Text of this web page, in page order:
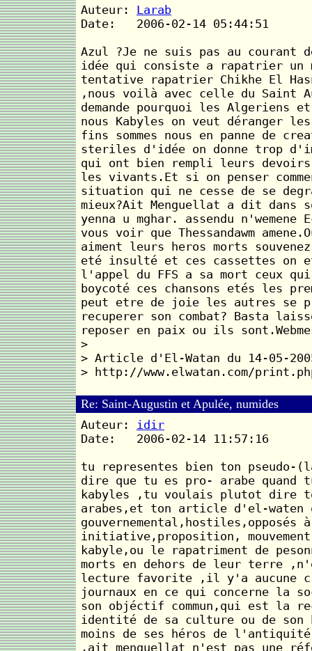
Auteur: Larab
Date: 2006-02-14 05:44:51
Azul ?Je ne suis pas au courant
idée qui consiste a rapatrier un
tentative rapatrier Chikhe El
,nous voilà avec celle du Saint
demande pourquoi les Algeriens
nous Kabyles on veut déranger
fins sommes nous en panne de
steriles d'idée on donne trop
qui ont bien rempli leurs devoirs
les vivants.Et si on penser
situation qui ne cesse de se
mieux?Ait Menguellat a dit dans
yenna u mghar. assendu
vous voir que Thessandawm
aiment leurs heros morts
eté insulté et ces cassettes on
l'appel du FFS a sa mort ceux
boycoté ces chansons etés les
peut etre de joie les autres se
recuperer son combat? Basta
reposer en paix ou ils
>
> Article d'El-Watan du 14-05-
> http://www.elwatan.com/
Re: Saint-Augustin et Apulée, numides
Auteur: idir
Date: 2006-02-14 11:57:16
tu representes bien ton pseudo-
dire que tu es pro- arabe quand
kabyles ,tu voulais plutot dire
arabes,et ton article d'el-waten
gouvernemental,hostiles,opposés
initiative,proposition,
kabyle,ou le rapatriment de
morts en dehors de leur terre
lecture favorite ,il y'a aucune
journaux en ce qui concerne la
son objéctif commun,qui est la
identité de sa culture ou de son
moins de ses héros de
,ait menguellat n'est pas une